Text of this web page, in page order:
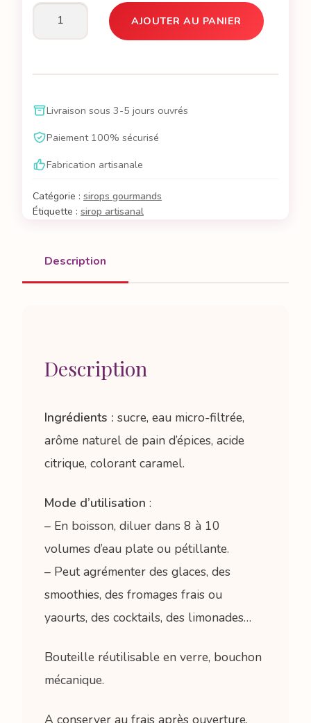
quantité
c'est
sirop
saveur
d'épices
AJOUTER AU PANIER
Livraison sous 3-5 jours ouvrés
Paiement 100% sécurisé
Fabrication artisanale
Catégorie : sirops gourmands
Étiquette : sirop artisanal
Description
Description
Ingrédients : sucre, eau micro-filtrée,
arôme naturel de pain d’épices, acide
citrique, colorant caramel.
Mode d’utilisation :
– En boisson, diluer dans 8 à 10
volumes d’eau plate ou pétillante.
– Peut agrémenter des glaces, des
smoothies, des fromages frais ou
yaourts, des cocktails, des limonades…
Bouteille réutilisable en verre, bouchon
mécanique.
A conserver au frais après ouverture.